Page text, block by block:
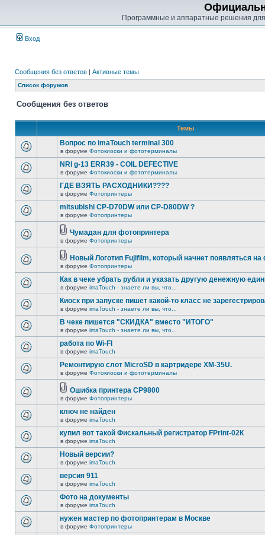
Программные и аппаратные решения
Вход
Сообщения без ответов | Активные темы
Список форумов
Сообщения без ответов
Темы
Вопрос по imaTouch terminal 300
в форуме Фотокиоски и фототерминалы
NRI g-13 ERR39 - COIL DEFECTIVE
в форуме Фотокиоски и фототерминалы
ГДЕ ВЗЯТЬ РАСХОДНИКИ????
в форуме Фотопринтеры
mitsubishi CP-D70DW или CP-D80DW ?
в форуме Фотопринтеры
Чумадан для фотопринтера
в форуме Фотопринтеры
Новый Логотип Fujifilm, который начнет появляться на
в форуме Фотопринтеры
Как в чеке убрать рубли и указать другую денежную
в форуме imaTouch - знаете ли вы, что...
Киоск при запуске пишет какой-то класс не
в форуме imaTouch - знаете ли вы, что...
В чеке пишется "СКИДКА" вместо "ИТОГО"
в форуме imaTouch - знаете ли вы, что...
работа по Wi-FI
в форуме imaTouch
Ремонтирую слот MicroSD в картридере XM-35U.
в форуме Фотокиоски и фототерминалы
Ошибка принтера CP9800
в форуме Фотопринтеры
ключ не найден
в форуме imaTouch
купил вот такой Фискальный регистратор FPrint-02К
в форуме imaTouch
Новый версии?
в форуме imaTouch
версия 911
в форуме imaTouch
Фото на документы
в форуме imaTouch
нужен мастер по фотопринтерам в Москве
в форуме Фотопринтеры